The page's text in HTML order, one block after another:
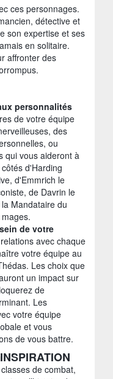
ces personnages.
détective et
son expertise et ses
en solitaire.
affronter des
personnalités
de votre équipe
des
ou
qui vous aideront à
d'Harding
d'Emmrich le
de Davrin le
Mandataire du
de votre
avec chaque
votre équipe au
Les choix que
un impact sur
de
Les
votre équipe
et vous
de vous battre.
de combat,